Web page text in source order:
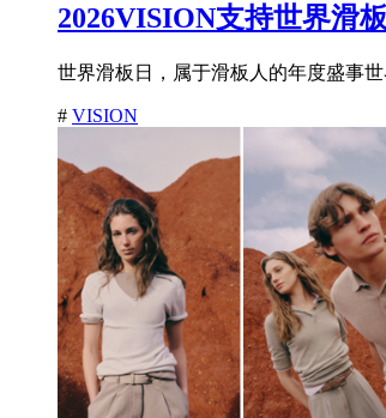
2026VISION支持世界滑
世界滑板日，属于滑板人的年度盛事
# VISION